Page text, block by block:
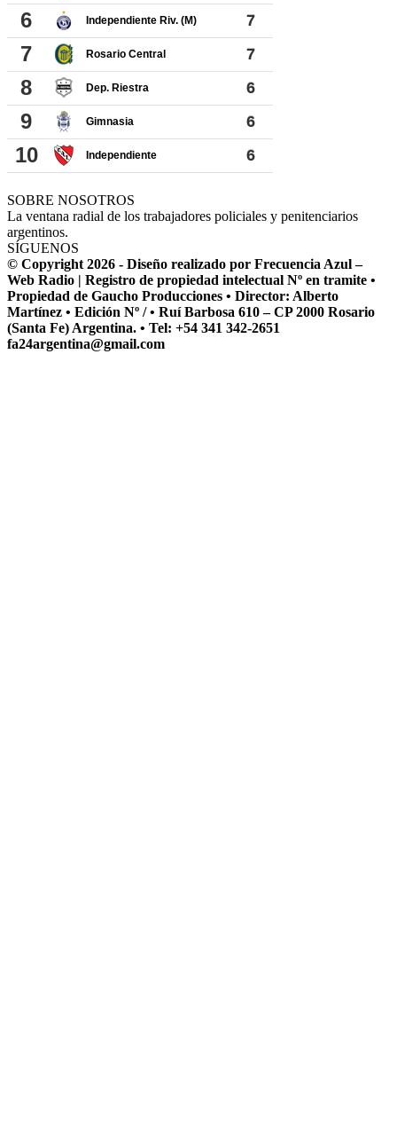
SOBRE NOSOTROS
La ventana radial de los trabajadores policiales y penitenciarios
argentinos.
SÍGUENOS
© Copyright 2026 - Diseño realizado por Frecuencia Azul –
Web Radio | Registro de propiedad intelectual Nº en tramite •
Propiedad de Gaucho Producciones • Director: Alberto
Martínez • Edición Nº / • Ruí Barbosa 610 – CP 2000 Rosario
(Santa Fe) Argentina. • Tel: +54 341 342-2651
fa24argentina@gmail.com